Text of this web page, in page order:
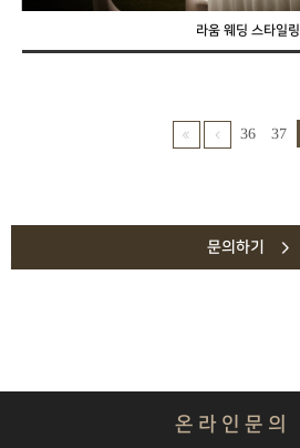
라움 웨딩 스타일링
36 37
문의하기
온 라 인 문 의